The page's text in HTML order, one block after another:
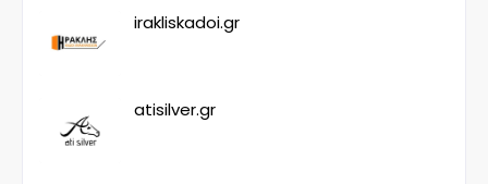
irakliskadoi.gr
atisilver.gr